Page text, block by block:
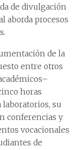
de divulgación
aborda procesos
de la
entre otros
horas
laboratorios, su
conferencias y
vocacionales
de